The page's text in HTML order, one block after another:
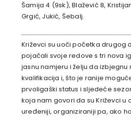
Šamija 4 (9sk), Blažević 8,
Grgić, Jukić, Šebalj.
Križevci su uoči početka drugog
pojačali svoje redove s tri nova
jasnu namjeru i želju da izbjegnu
kvalifikacija i, što je ranije
prvoligaški status i sljedeće
koja nam govori da su Križevci u
uređeniji, organiziraniji pa, ako